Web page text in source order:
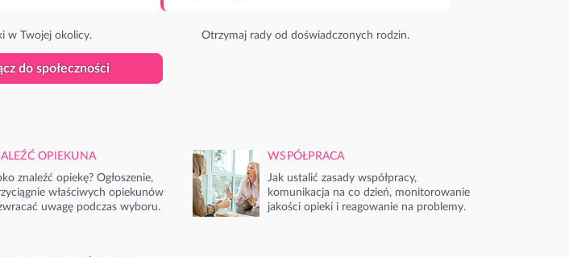
w Twojej okolicy. Otrzymaj rady od doświadczonych rodzin.
do społeczności
OPIEKUNA
znaleźć opiekę? Ogłoszenie,
właściwych opiekunów
uwagę podczas wyboru.
WSPÓŁPRACA
Jak ustalić zasady współpracy,
komunikacja na co dzień, monitorowanie
jakości opieki i reagowanie na problemy.